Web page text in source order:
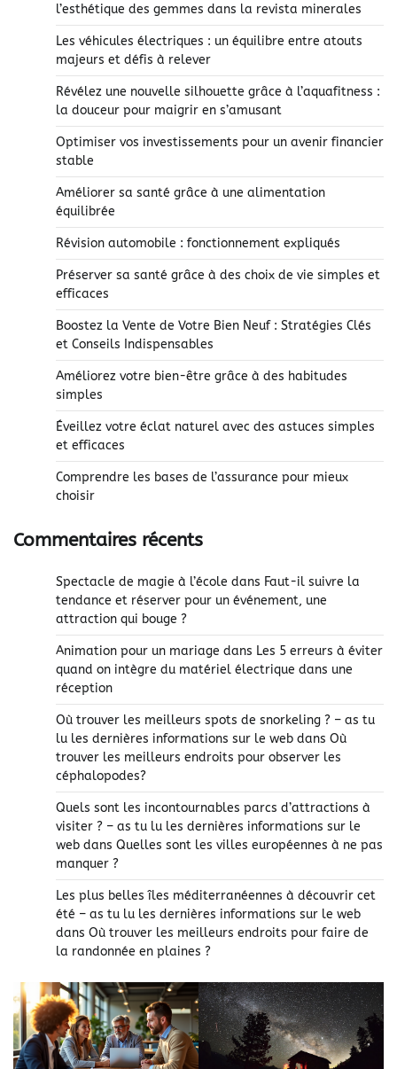
l’esthétique des gemmes dans la revista minerales
Les véhicules électriques : un équilibre entre atouts
majeurs et défis à relever
Révélez une nouvelle silhouette grâce à l’aquafitness :
la douceur pour maigrir en s’amusant
Optimiser vos investissements pour un avenir financier
stable
Améliorer sa santé grâce à une alimentation
équilibrée
Révision automobile : fonctionnement expliqués
Préserver sa santé grâce à des choix de vie simples et
efficaces
Boostez la Vente de Votre Bien Neuf : Stratégies Clés
et Conseils Indispensables
Améliorez votre bien-être grâce à des habitudes
simples
Éveillez votre éclat naturel avec des astuces simples
et efficaces
Comprendre les bases de l’assurance pour mieux
choisir
Commentaires récents
Spectacle de magie à l’école dans Faut-il suivre la
tendance et réserver pour un événement, une
attraction qui bouge ?
Animation pour un mariage dans Les 5 erreurs à éviter
quand on intègre du matériel électrique dans une
réception
Où trouver les meilleurs spots de snorkeling ? – as tu
lu les dernières informations sur le web dans Où
trouver les meilleurs endroits pour observer les
céphalopodes?
Quels sont les incontournables parcs d’attractions à
visiter ? – as tu lu les dernières informations sur le
web dans Quelles sont les villes européennes à ne pas
manquer ?
Les plus belles îles méditerranéennes à découvrir cet
été – as tu lu les dernières informations sur le web
dans Où trouver les meilleurs endroits pour faire de
la randonnée en plaines ?